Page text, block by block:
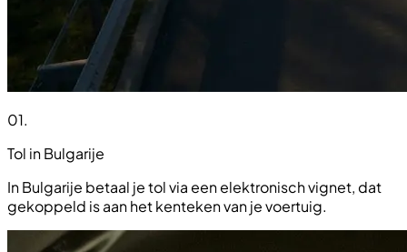
01.
Tol in Bulgarije
In Bulgarije betaal je tol via een elektronisch vignet, dat
gekoppeld is aan het kenteken van je voertuig.